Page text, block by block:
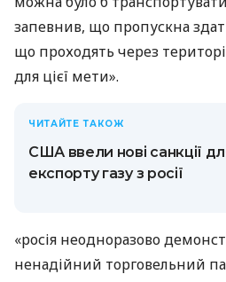
запевнив, що пропускна
що проходять через
для цієї мети».
ЧИТАЙТЕ ТАКОЖ
США ввели нові санкції
експорту газу з росії
«росія неодноразово
ненадійний торговельний